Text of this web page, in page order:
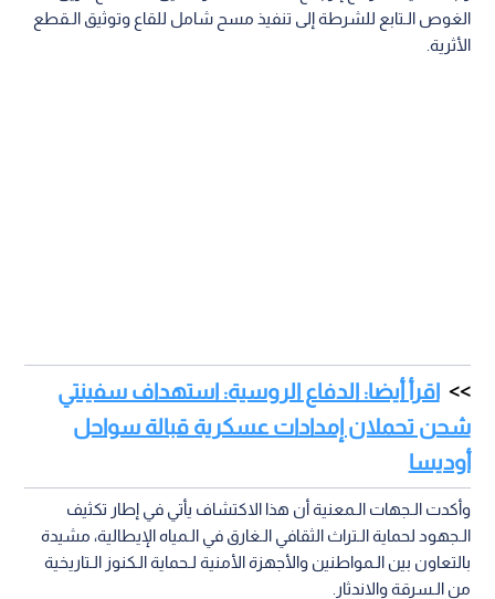
الغوص الـتابع للشرطة إلى تنفيذ مسح شامل للقاع وتوثيق الـقطع
الأثرية.
اقرأ أيضا: الدفاع الروسية: استهداف سفينتي
شحن تحملان إمدادات عسكرية قبالة سواحل
أوديسا
وأكدت الـجهات الـمعنية أن هذا الاكتشاف يأتي في إطار تكثيف
الـجهود لحماية الـتراث الثقافي الـغارق في الـمياه الإيطالية، مشيدة
بالتعاون بين الـمواطنين والأجهزة الأمنية لـحماية الـكنوز الـتاريخية
من الـسرقة والاندثار.